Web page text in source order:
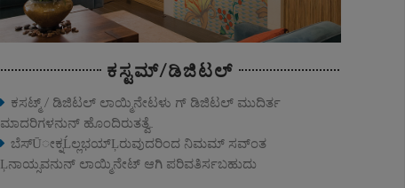
ಕಸ್ಟಮ್/ಡಿಜಿಟಲ್
ಕಸಟ್ಮ್ / ಡಿಜಿಟಲ್ ಲಾಯ್ಮಿನೇಟಳು ಗ್ ಡಿಜಿಟಲ್ ಮುದಿರ್ತ
ಮಾದರಿಗಳನುನ್ ಹೊಂದಿರುತತ್ವೆ.
ಬೆಸ್Ūೕಕ್ನĹಲ್ಲಭಯ್Ļರುವುದರಿಂದ ನಿಮಮ್ ಸವ್ಂತ
Ļನಾಯ್ಸವನುನ್ ಲಾಯ್ಮಿನೇಟ್ ಆಗಿ ಪರಿವತಿರ್ಸಬಹುದು